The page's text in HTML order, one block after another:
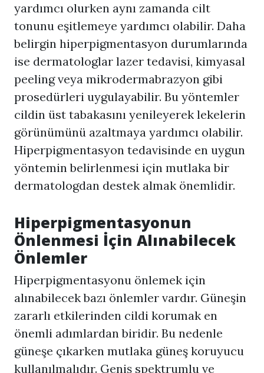
yardımcı olurken aynı zamanda cilt
tonunu eşitlemeye yardımcı olabilir. Daha
belirgin hiperpigmentasyon durumlarında
ise dermatologlar lazer tedavisi, kimyasal
peeling veya mikrodermabrazyon gibi
prosedürleri uygulayabilir. Bu yöntemler
cildin üst tabakasını yenileyerek lekelerin
görünümünü azaltmaya yardımcı olabilir.
Hiperpigmentasyon tedavisinde en uygun
yöntemin belirlenmesi için mutlaka bir
dermatologdan destek almak önemlidir.
Hiperpigmentasyonun
Önlenmesi İçin Alınabilecek
Önlemler
Hiperpigmentasyonu önlemek için
alınabilecek bazı önlemler vardır. Güneşin
zararlı etkilerinden cildi korumak en
önemli adımlardan biridir. Bu nedenle
güneşe çıkarken mutlaka güneş koruyucu
kullanılmalıdır. Geniş spektrumlu ve